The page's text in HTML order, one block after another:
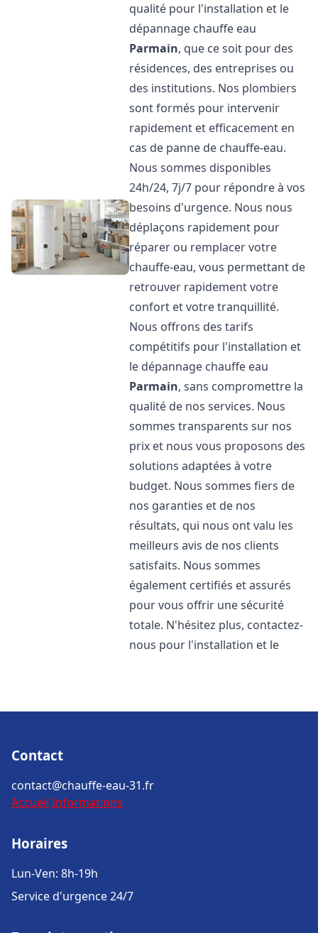
qualité pour l'installation et le
dépannage chauffe eau
Parmain, que ce soit pour des
résidences, des entreprises ou
des institutions. Nos plombiers
sont formés pour intervenir
rapidement et efficacement en
cas de panne de chauffe-eau.
Nous sommes disponibles
24h/24, 7j/7 pour répondre à vos
besoins d'urgence. Nous nous
déplaçons rapidement pour
réparer ou remplacer votre
chauffe-eau, vous permettant de
retrouver rapidement votre
confort et votre tranquillité.
Nous offrons des tarifs
compétitifs pour l'installation et
le dépannage chauffe eau
Parmain, sans compromettre la
qualité de nos services. Nous
sommes transparents sur nos
prix et nous vous proposons des
solutions adaptées à votre
budget. Nous sommes fiers de
nos garanties et de nos
résultats, qui nous ont valu les
meilleurs avis de nos clients
satisfaits. Nous sommes
également certifiés et assurés
pour vous offrir une sécurité
totale. N'hésitez plus, contactez-
nous pour l'installation et le
Contact
contact@chauffe-eau-31.fr
Accueil Informations
Horaires
Lun-Ven: 8h-19h
Service d'urgence 24/7